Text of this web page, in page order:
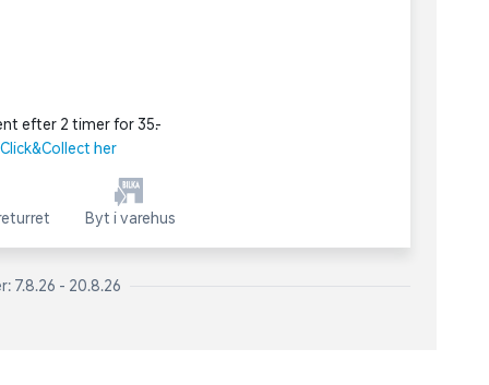
efter 2 timer for 35,-
her
Byt i varehus
7.8.26 - 20.8.26